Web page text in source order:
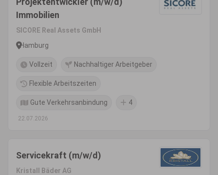
Immobilien
SICORE Real Assets GmbH
Hamburg
Vollzeit Nachhaltiger Arbeitgeber
Flexible Arbeitszeiten
Gute Verkehrsanbindung 4
22.07.2026
Servicekraft (m/w/d)
Kristall Bäder AG